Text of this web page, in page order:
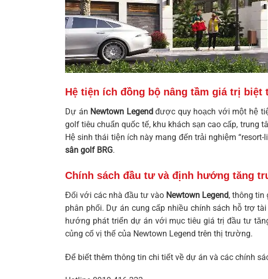
Hệ tiện ích đồng bộ nâng tầm giá trị biệt
Dự án Newtown Legendđược quy hoạch với một hệ
golf tiêu chuẩn quốc tế, khu khách sạn cao cấp, trung
Hệ sinh thái tiện ích này mang đến trải nghiệm
sân golf BRG.
Chính sách đầu tư và định hướng tăng
Đối với các nhà đầu tư vào Newtown Legend, thông tin
phân phối. Dự án cung cấp nhiều chính sách hỗ trợ
hướng phát triển dự án với mục tiêu giá trị đầu tư
củng cố vị thế của Newtown Legend trên thị trường.
Để biết thêm thông tin chi tiết về dự án và các chính